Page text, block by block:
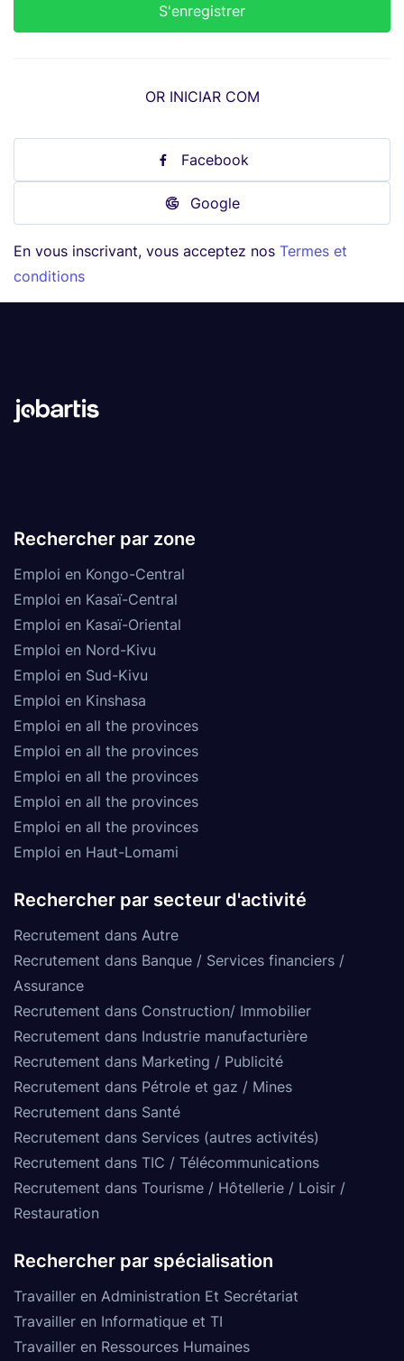
OR INICIAR COM
Facebook
Google
En vous inscrivant, vous acceptez nos Termes et
conditions
Rechercher par zone
Emploi en Kongo-Central
Emploi en Kasaï-Central
Emploi en Kasaï-Oriental
Emploi en Nord-Kivu
Emploi en Sud-Kivu
Emploi en Kinshasa
Emploi en all the provinces
Emploi en all the provinces
Emploi en all the provinces
Emploi en all the provinces
Emploi en all the provinces
Emploi en Haut-Lomami
Rechercher par secteur d'activité
Recrutement dans Autre
Recrutement dans Banque / Services financiers /
Assurance
Recrutement dans Construction/ Immobilier
Recrutement dans Industrie manufacturière
Recrutement dans Marketing / Publicité
Recrutement dans Pétrole et gaz / Mines
Recrutement dans Santé
Recrutement dans Services (autres activités)
Recrutement dans TIC / Télécommunications
Recrutement dans Tourisme / Hôtellerie / Loisir /
Restauration
Rechercher par spécialisation
Travailler en Administration Et Secrétariat
Travailler en Informatique et TI
Travailler en Ressources Humaines